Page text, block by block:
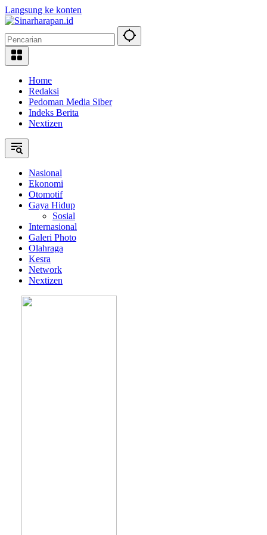
Langsung ke konten
Home
Redaksi
Pedoman Media Siber
Indeks Berita
Nextizen
Nasional
Ekonomi
Otomotif
Gaya Hidup
Sosial
Internasional
Galeri Photo
Olahraga
Kesra
Network
Nextizen